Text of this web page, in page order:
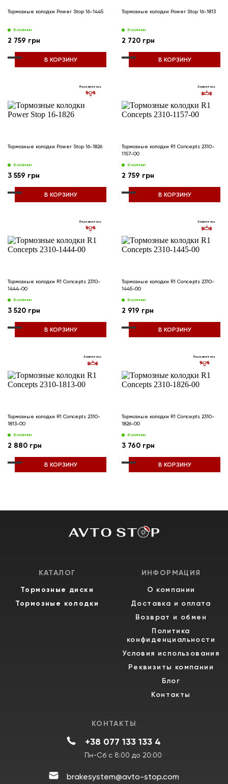
Тормозные колодки Power Stop 16-1445
В наличии
2 759 грн
В КОРЗИНУ
Тормозные колодки Power Stop 16-1813
В наличии
2 720 грн
В КОРЗИНУ
Передняя ось
Тормозные колодки Power Stop 16-1826
В наличии
3 559 грн
В КОРЗИНУ
Задняя ось
Тормозные колодки R1 Concepts 2310-
1157-00
В наличии
2 759 грн
В КОРЗИНУ
Передняя ось
Тормозные колодки R1 Concepts 2310-
1444-00
В наличии
3 520 грн
В КОРЗИНУ
Задняя ось
Тормозные колодки R1 Concepts 2310-
1445-00
В наличии
2 919 грн
В КОРЗИНУ
Задняя ось
Тормозные колодки R1 Concepts 2310-
1813-00
В наличии
2 880 грн
В КОРЗИНУ
Передняя ось
Тормозные колодки R1 Concepts 2310-
1826-00
В наличии
3 760 грн
В КОРЗИНУ
КАТАЛОГ
Тормозные диски
Тормозные колодки
ИНФОРМАЦИЯ
О компании
Доставка и оплата
Возврат и обмен
Политика
конфиденциальности
Условия использования
Реквизиты компании
Блог
Контакты
КОНТАКТЫ
+38 077 133 133 4
Пн-Сб с 8:00 до 20:00
brakesystem@avto-stop.com